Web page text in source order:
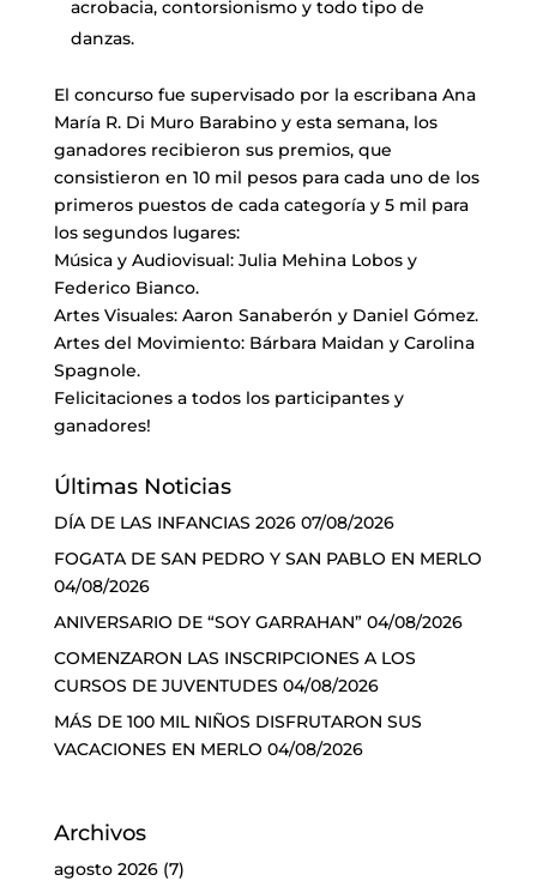
acrobacia, contorsionismo y todo tipo de
danzas.
El concurso fue supervisado por la escribana Ana
María R. Di Muro Barabino y esta semana, los
ganadores recibieron sus premios, que
consistieron en 10 mil pesos para cada uno de los
primeros puestos de cada categoría y 5 mil para
los segundos lugares:
Música y Audiovisual: Julia Mehina Lobos y
Federico Bianco.
Artes Visuales: Aaron Sanaberón y Daniel Gómez.
Artes del Movimiento: Bárbara Maidan y Carolina
Spagnole.
Felicitaciones a todos los participantes y
ganadores!
Últimas Noticias
DÍA DE LAS INFANCIAS 2026 07/08/2026
FOGATA DE SAN PEDRO Y SAN PABLO EN MERLO
04/08/2026
ANIVERSARIO DE “SOY GARRAHAN” 04/08/2026
COMENZARON LAS INSCRIPCIONES A LOS
CURSOS DE JUVENTUDES 04/08/2026
MÁS DE 100 MIL NIÑOS DISFRUTARON SUS
VACACIONES EN MERLO 04/08/2026
Archivos
agosto 2026(7)